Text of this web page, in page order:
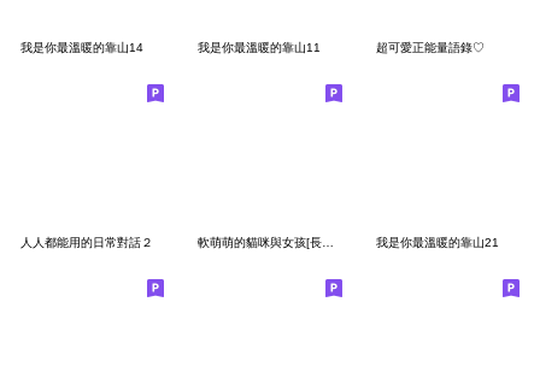
我是你最溫暖的靠山14 我是你最溫暖的靠山11 超可愛正能量語錄♡
人人都能用的日常對話２ 我是你最溫暖的靠山21